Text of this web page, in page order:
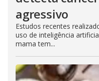
agressivo
Estudos recentes
uso de inteligência
mama tem...